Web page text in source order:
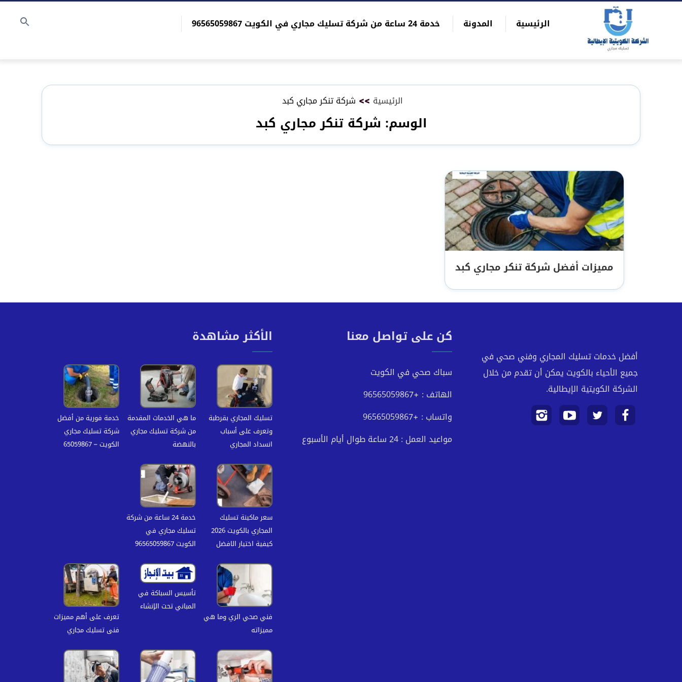
الرئيسية المدونة خدمة 24 ساعة من شركة تسليك مجاري في الكويت 96565059867
الرئيسية >> شركة تنكر مجاري كبد
الوسم: شركة تنكر مجاري كبد
مميزات أفضل شركة تنكر مجاري كبد
أفضل خدمات تسليك المجاري وفني صحي في
جميع الأحياء بالكويت يمكن أن تقدم من خلال
الشركة الكويتية الإيطالية.
تابعنا
تابعنا
تابعنا
تابعنا
كن على تواصل معنا
سباك صحي في الكويت
الهاتف : +96565059867
واتساب : +96565059867
مواعيد العمل : 24 ساعة طوال أيام الأسبوع
الأكثر مشاهدة
تسليك المجاري بقرطبة
وتعرف على أسباب
انسداد المجاري
ما هي الخدمات المقدمة
من شركة تسليك مجاري
بالنهضة
خدمة فورية من أفضل
شركة تسليك مجاري
الكويت – 65059867
سعر ماكينة تسليك
المجاري بالكويت 2026
كيفية اختيار الافضل
خدمة 24 ساعة من شركة
تسليك مجاري في
الكويت 96565059867
فني صحي الري وما هي
مميزاته
تأسيس السباكة في
المباني تحت الإنشاء
تعرف على أهم مميزات
فنى تسليك مجاري